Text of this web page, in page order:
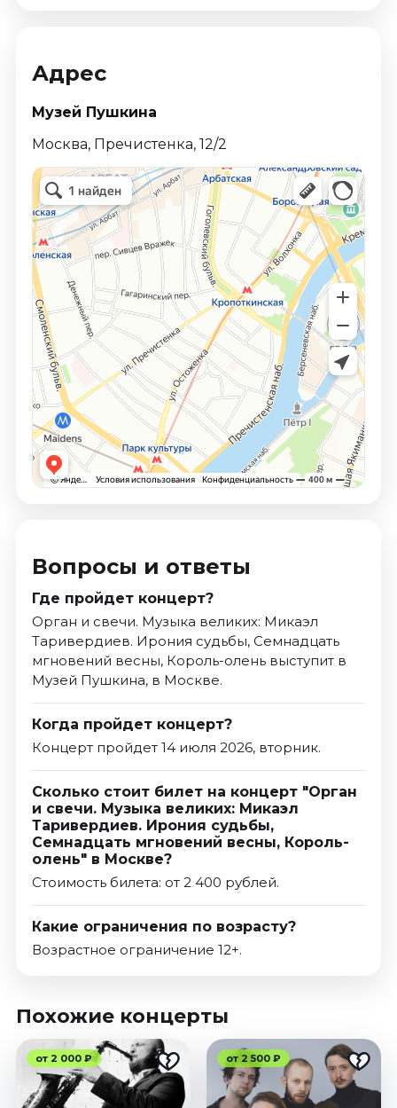
Адрес
Музей Пушкина
Москва, Пречистенка, 12/2
Вопросы и ответы
Где пройдет концерт?
Орган и свечи. Музыка великих: Микаэл
Таривердиев. Ирония судьбы, Семнадцать
мгновений весны, Король-олень выступит в
Музей Пушкина, в Москве.
Когда пройдет концерт?
Концерт пройдет 14 июля 2026, вторник.
Сколько стоит билет на концерт "Орган
и свечи. Музыка великих: Микаэл
Таривердиев. Ирония судьбы,
Семнадцать мгновений весны, Король-
олень" в Москве?
Стоимость билета: от 2 400 рублей.
Какие ограничения по возрасту?
Возрастное ограничение 12+.
Похожие концерты
от 2 000 ₽ от 2 500 ₽